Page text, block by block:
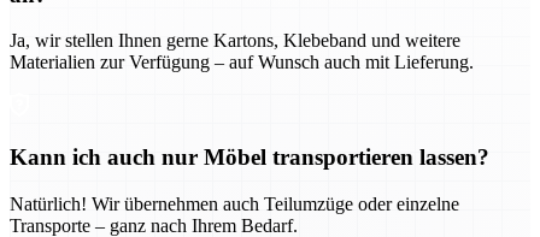
Ja, wir stellen Ihnen gerne Kartons, Klebeband und weitere
Materialien zur Verfügung – auf Wunsch auch mit Lieferung.
Kann ich auch nur Möbel transportieren lassen?
Natürlich! Wir übernehmen auch Teilumzüge oder einzelne
Transporte – ganz nach Ihrem Bedarf.